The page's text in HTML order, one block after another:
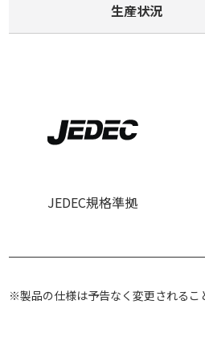
生産状況
JEDEC規格準拠
※製品の仕様は予告なく変更されるこ